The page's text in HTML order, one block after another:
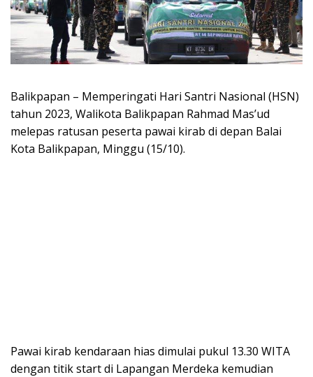
Balikpapan – Memperingati Hari Santri Nasional (HSN)
tahun 2023, Walikota Balikpapan Rahmad Mas’ud
melepas ratusan peserta pawai kirab di depan Balai
Kota Balikpapan, Minggu (15/10).
Pawai kirab kendaraan hias dimulai pukul 13.30 WITA
dengan titik start di Lapangan Merdeka kemudian